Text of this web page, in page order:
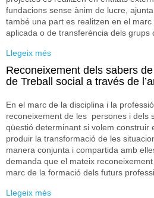
fundacions sense ànim de lucre,
també una part es realitzen en el
aplicada o de transferència dels grups
Llegeix més
després de Bolonya.
actual: La diversitat de
rúbriques.
Reconeixement dels sabers
de Treball social a través de
En el marc de la disciplina i la
reconeixement de les persones i dels
qüestió determinant si volem construir
produir la transformació de les
manera conjunta i compartida amb
demanda que el mateix
marc de la formació dels futurs
Llegeix més